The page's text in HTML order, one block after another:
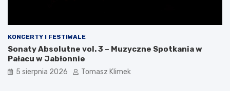
KONCERTY I FESTIWALE
Sonaty Absolutne vol. 3 – Muzyczne Spotkania w
Pałacu w Jabłonnie
5 sierpnia 2026 Tomasz Klimek